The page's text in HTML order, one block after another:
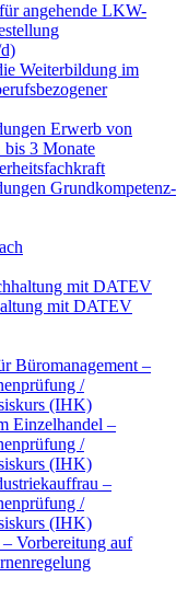
angehende LKW-
Weiterbildung im
Erwerb von
bis 3 Monate
Grundkompetenz-
mit DATEV
mit DATEV
Büromanagement –
/
(IHK)
Einzelhandel –
/
(IHK)
–
/
(IHK)
Vorbereitung auf